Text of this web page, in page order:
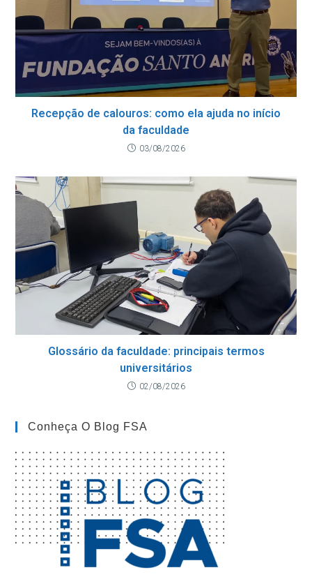
Recepção de calouros: como ela ajuda no início
da faculdade
03/08/2026
Glossário da faculdade: principais termos
universitários
02/08/2026
Conheça O Blog FSA